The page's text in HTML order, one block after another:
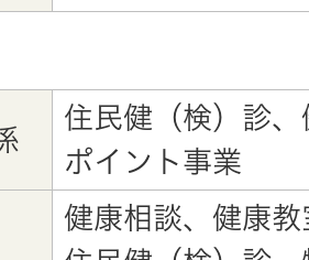
住民健（検）診、
ポイント事業
健康相談、健康教